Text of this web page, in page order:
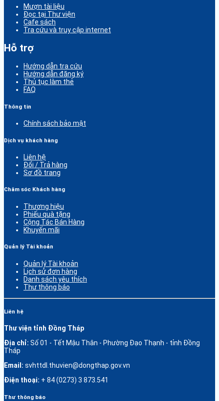
Mượn tài liệu
Đọc tại Thư viện
Cafe sách
Tra cứu và truy cập internet
Hỗ trợ
Hướng dẫn tra cứu
Hướng dẫn đăng ký
Thủ tục làm thẻ
FAQ
Thông tin
Chính sách bảo mật
Dịch vụ khách hàng
Liên hệ
Đổi / Trả hàng
Sơ đồ trang
Chăm sóc Khách hàng
Thương hiệu
Phiếu quà tặng
Cộng Tác Bán Hàng
Khuyến mãi
Quản lý Tài khoản
Quản lý Tài khoản
Lịch sử đơn hàng
Danh sách yêu thích
Thư thông báo
Liên hệ
Thư viện tỉnh Đồng Tháp
Địa chỉ: Số 01 - Tết Mậu Thân - Phường Đạo Thạnh - tỉnh Đồng
Tháp
Email: svhttdl.thuvien@dongthap.gov.vn
Điện thoại: + 84 (0273) 3 873.541
Thư thông báo